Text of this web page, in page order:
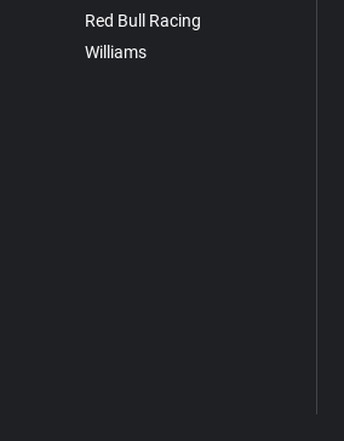
Red Bull Racing
Williams